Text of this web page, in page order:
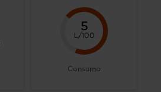
5
L/100
Consumo